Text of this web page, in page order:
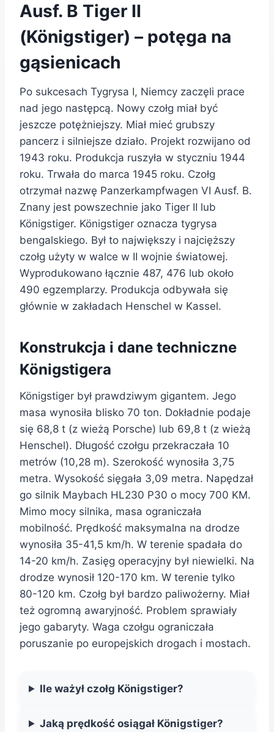
Ausf. B Tiger II
(Königstiger) – potęga na
gąsienicach
Po sukcesach Tygrysa I, Niemcy zaczęli prace
nad jego następcą. Nowy czołg miał być
jeszcze potężniejszy. Miał mieć grubszy
pancerz i silniejsze działo. Projekt rozwijano od
1943 roku. Produkcja ruszyła w styczniu 1944
roku. Trwała do marca 1945 roku. Czołg
otrzymał nazwę Panzerkampfwagen VI Ausf. B.
Znany jest powszechnie jako Tiger II lub
Königstiger. Königstiger oznacza tygrysa
bengalskiego. Był to największy i najcięższy
czołg użyty w walce w II wojnie światowej.
Wyprodukowano łącznie 487, 476 lub około
490 egzemplarzy. Produkcja odbywała się
głównie w zakładach Henschel w Kassel.
Konstrukcja i dane techniczne
Königstigera
Königstiger był prawdziwym gigantem. Jego
masa wynosiła blisko 70 ton. Dokładnie podaje
się 68,8 t (z wieżą Porsche) lub 69,8 t (z wieżą
Henschel). Długość czołgu przekraczała 10
metrów (10,28 m). Szerokość wynosiła 3,75
metra. Wysokość sięgała 3,09 metra. Napędzał
go silnik Maybach HL230 P30 o mocy 700 KM.
Mimo mocy silnika, masa ograniczała
mobilność. Prędkość maksymalna na drodze
wynosiła 35-41,5 km/h. W terenie spadała do
14-20 km/h. Zasięg operacyjny był niewielki. Na
drodze wynosił 120-170 km. W terenie tylko
80-120 km. Czołg był bardzo paliwożerny. Miał
też ogromną awaryjność. Problem sprawiały
jego gabaryty. Waga czołgu ograniczała
poruszanie po europejskich drogach i mostach.
Ile ważył czołg Königstiger?
Jaką prędkość osiągał Königstiger?